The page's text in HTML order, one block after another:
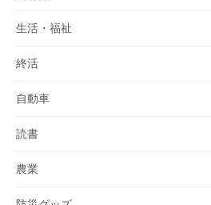
生活・福祉
終活
自動車
読書
農業